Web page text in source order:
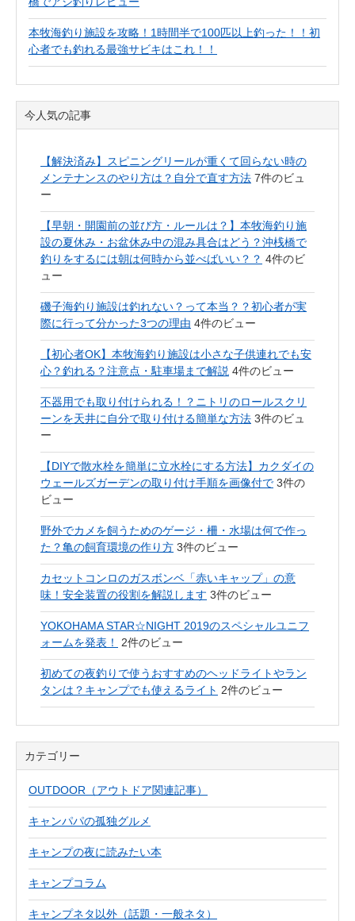
本牧海釣り施設を攻略！1時間半で100匹以上釣った！！初
心者でも釣れる最強サビキはこれ！！
今人気の記事
【解決済み】スピニングリールが重くて回らない時の
メンテナンスのやり方は？自分で直す方法 7件のビュ
ー
【早朝・開園前の並び方・ルールは？】本牧海釣り施
設の夏休み・お盆休み中の混み具合はどう？沖桟橋で
釣りをするには朝は何時から並べばいい？？ 4件のビ
ュー
磯子海釣り施設は釣れない？って本当？？初心者が実
際に行って分かった3つの理由 4件のビュー
【初心者OK】本牧海釣り施設は小さな子供連れでも安
心？釣れる？注意点・駐車場まで解説 4件のビュー
不器用でも取り付けられる！？ニトリのロールスクリ
ーンを天井に自分で取り付ける簡単な方法 3件のビュ
ー
【DIYで散水栓を簡単に立水栓にする方法】カクダイの
ウェールズガーデンの取り付け手順を画像付で 3件の
ビュー
野外でカメを飼うためのゲージ・柵・水場は何で作っ
た？亀の飼育環境の作り方 3件のビュー
カセットコンロのガスボンベ「赤いキャップ」の意
味！安全装置の役割を解説します 3件のビュー
YOKOHAMA STAR☆NIGHT 2019のスペシャルユニフ
ォームを発表！
2件のビュー
初めての夜釣りで使うおすすめのヘッドライトやラン
タンは？キャンプでも使えるライト 2件のビュー
カテゴリー
OUTDOOR（アウトドア関連記事）
キャンパパの孤独グルメ
キャンプの夜に読みたい本
キャンプコラム
キャンプネタ以外（話題・一般ネタ）